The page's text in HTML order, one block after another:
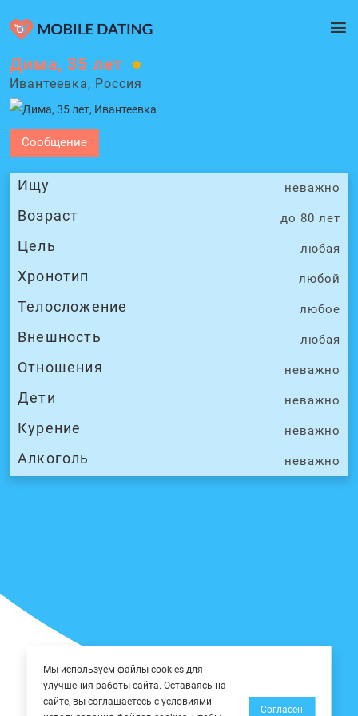
Сообщение
Ищу неважно
Возраст до 80 лет
Цель любая
Хронотип любой
Телосложение любое
Внешность любая
Отношения неважно
Дети неважно
Курение неважно
Алкоголь неважно
Дима, 35 лет
Ивантеевка, Россия
Мы используем файлы cookies для
улучшения работы сайта. Оставаясь на
сайте, вы соглашаетесь с условиями
Согласен